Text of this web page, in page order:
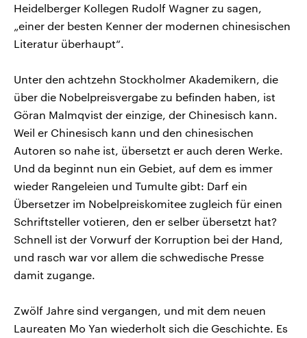
Heidelberger Kollegen Rudolf Wagner zu sagen,
„einer der besten Kenner der modernen chinesischen
Literatur überhaupt“.
Unter den achtzehn Stockholmer Akademikern, die
über die Nobelpreisvergabe zu befinden haben, ist
Göran Malmqvist der einzige, der Chinesisch kann.
Weil er Chinesisch kann und den chinesischen
Autoren so nahe ist, übersetzt er auch deren Werke.
Und da beginnt nun ein Gebiet, auf dem es immer
wieder Rangeleien und Tumulte gibt: Darf ein
Übersetzer im Nobelpreiskomitee zugleich für einen
Schriftsteller votieren, den er selber übersetzt hat?
Schnell ist der Vorwurf der Korruption bei der Hand,
und rasch war vor allem die schwedische Presse
damit zugange.
Zwölf Jahre sind vergangen, und mit dem neuen
Laureaten Mo Yan wiederholt sich die Geschichte. Es